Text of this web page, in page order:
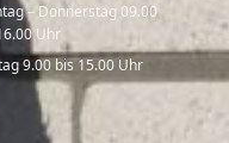
– Donnerstag 09.00
Uhr
9.00 bis 15.00 Uhr